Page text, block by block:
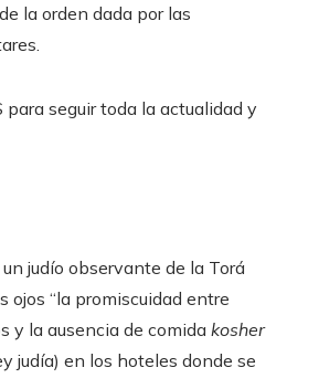
la orden dada por las
para seguir toda la actualidad y
judío observante de la Torá
ojos “la promiscuidad entre
y la ausencia de comida kosher
judía) en los hoteles donde se